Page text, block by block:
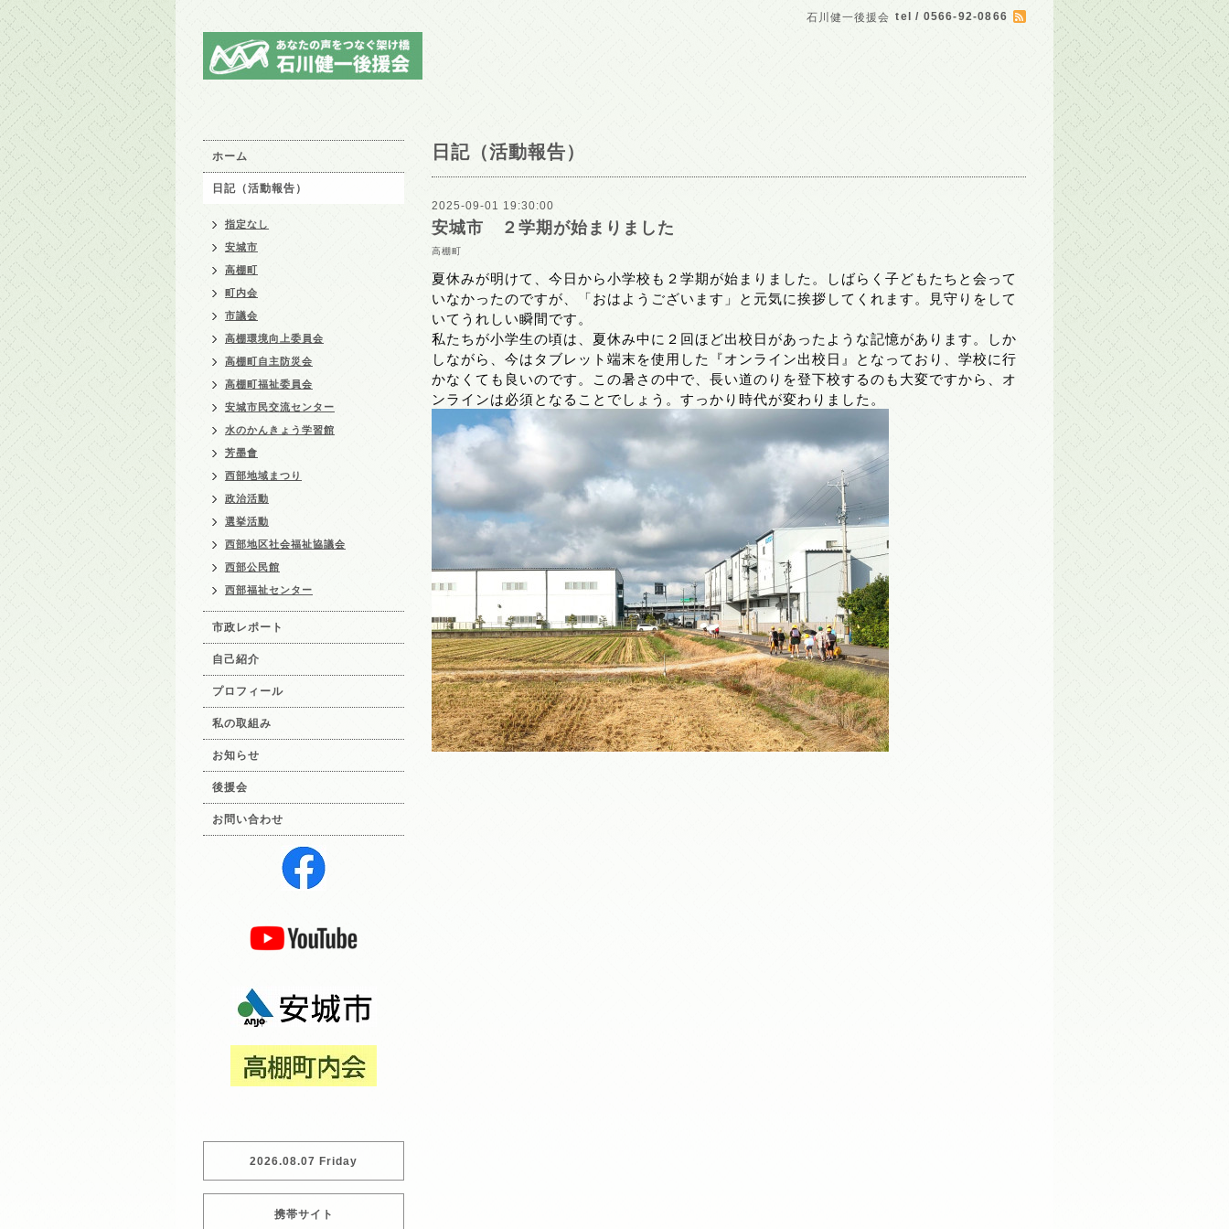
石川健一後援会 tel / 0566-92-0866
日記（活動報告）
2025-09-01 19:30:00
安城市 ２学期が始まりました
高棚町
夏休みが明けて、今日から小学校も２学期が始まりました。しばらく子どもたちと会って
いなかったのですが、「おはようございます」と元気に挨拶してくれます。見守りをして
いてうれしい瞬間です。
私たちが小学生の頃は、夏休み中に２回ほど出校日があったような記憶があります。しか
しながら、今はタブレット端末を使用した『オンライン出校日』となっており、学校に行
かなくても良いのです。この暑さの中で、長い道のりを登下校するのも大変ですから、オ
ンラインは必須となることでしょう。すっかり時代が変わりました。
ホーム
日記（活動報告）
指定なし
安城市
高棚町
町内会
市議会
高棚環境向上委員会
高棚町自主防災会
高棚町福祉委員会
安城市民交流センター
水のかんきょう学習館
芳墨會
西部地域まつり
政治活動
選挙活動
西部地区社会福祉協議会
西部公民館
西部福祉センター
市政レポート
自己紹介
プロフィール
私の取組み
お知らせ
後援会
お問い合わせ
2026.08.07 Friday
携帯サイト